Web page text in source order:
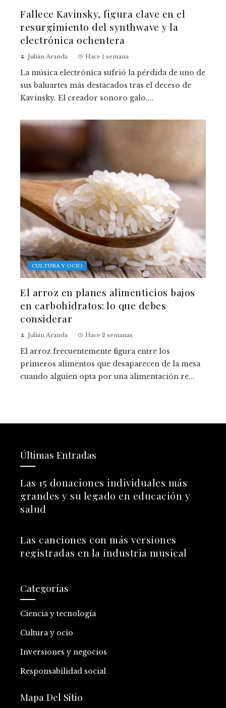
Fallece Kavinsky, figura clave en el
resurgimiento del synthwave y la
electrónica ochentera
Julián Aranda Hace 1 semana
La música electrónica sufrió la pérdida de uno de
sus baluartes más destacados tras el deceso de
Kavinsky. El creador sonoro galo,...
CULTURA Y OCIO
El arroz en planes alimenticios bajos
en carbohidratos: lo que debes
considerar
Julián Aranda Hace 2 semanas
El arroz frecuentemente figura entre los
primeros alimentos que desaparecen de la mesa
cuando alguien opta por una alimentación re...
Últimas Entradas
Las 15 donaciones individuales más
grandes y su legado en educación y
salud
Las canciones con más versiones
registradas en la industria musical
Categorías
Ciencia y tecnología
Cultura y ocio
Inversiones y negocios
Responsabilidad social
Mapa Del Sitio